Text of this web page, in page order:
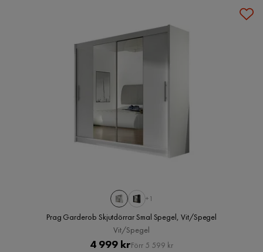
+1
Prag Garderob Skjutdörrar Smal Spegel, Vit/Spegel
Vit/Spegel
Pris
4 999 krOriginal
Förr 5 599 kr